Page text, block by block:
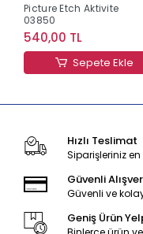
Picture Etch Aktivite
03850
540,00 TL
Sepete Ekle
Hızlı Teslimat
Siparişleriniz en
Güvenli
Güvenli ve
Geniş Ürün